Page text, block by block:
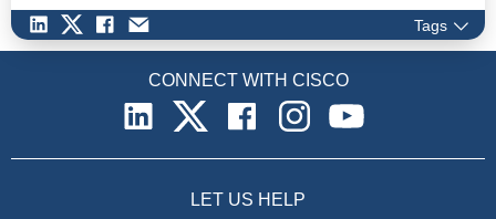
Tags
CONNECT WITH CISCO
LET US HELP